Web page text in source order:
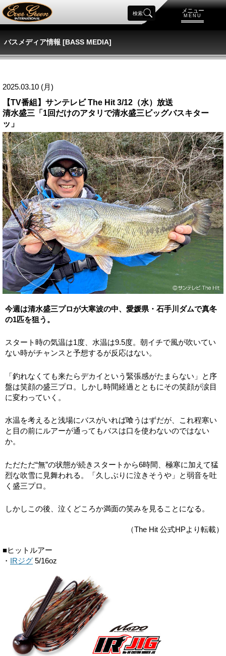
メニュー
MENU
検索
バスメディア情報 [BASS MEDIA]
2025.03.10 (月)
【TV番組】サンテレビ The Hit 3/12（水）放送
清水盛三「1回だけのアタリで清水盛三ビッグバスキター
ッ」
今週は清水盛三プロが大寒波の中、愛媛県・石手川ダムで真冬
の1匹を狙う。
スタート時の気温は1度、水温は9.5度。朝イチで風が吹いてい
ない時がチャンスと予想するが反応はない。
「釣れなくても来たらデカイという緊張感がたまらない」と序
盤は笑顔の盛三プロ。しかし時間経過とともにその笑顔が涙目
に変わっていく。
水温を考えると浅場にバスがいれば喰うはずだが、これ程寒い
と目の前にルアーが通ってもバスは口を使わないのではない
か。
ただただ“無”の状態が続きスタートから6時間、極寒に加えて猛
烈な吹雪に見舞われる。「久しぶりに泣きそうや」と弱音を吐
く盛三プロ。
しかしこの後、泣くどころか満面の笑みを見ることになる。
（The Hit 公式HPより転載）
■ヒットルアー
・
IRジグ 5/16oz